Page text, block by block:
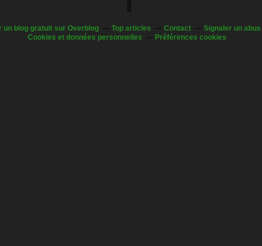
un blog gratuit sur Overblog Top articles Contact Signaler un abus
Cookies et données personnelles
Préférences cookies